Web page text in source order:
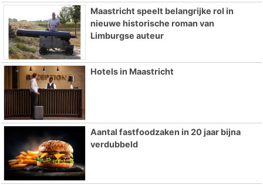
Maastricht speelt belangrijke rol in
nieuwe historische roman van
Limburgse auteur
Hotels in Maastricht
Aantal fastfoodzaken in 20 jaar bijna
verdubbeld